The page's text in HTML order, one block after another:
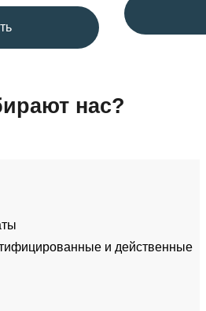
нас?
и действенные